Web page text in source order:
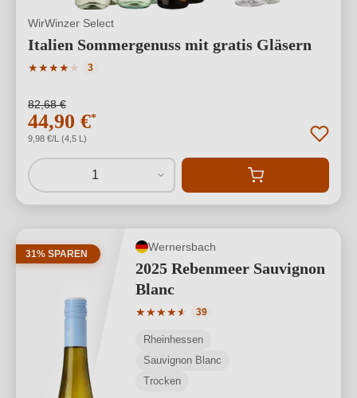
WirWinzer Select
Italien Sommergenuss mit gratis Gläsern
★★★★★
Durchschnittliche Bewertung von 4 von 5 Sternen
3
82,68 €
44,90 €*
9,98 €/L (4,5 L)
1
31% SPAREN
Wernersbach
2025 Rebenmeer Sauvignon
Blanc
★★★★★
★
Durchschnittliche Bewertung von 4.74
39
Rheinhessen
Sauvignon Blanc
Trocken